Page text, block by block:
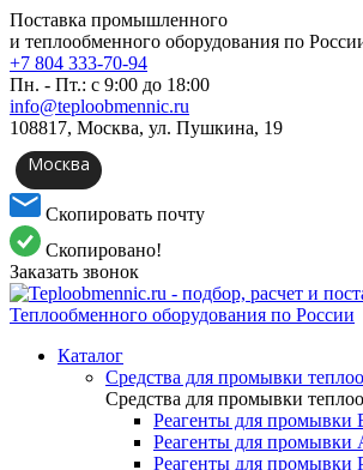
Поставка промышленного
и теплообменного оборудования по
+7 804 333-70-94
Пн. - Пт.: с 9:00 до 18:00
info@teploobmennic.ru
108817, Москва, ул. Пушкина, 19
Москва
Скопировать почту
Скопировано!
Заказать звонок
Каталог
Средства для промывки
Средства для промывки
Реагенты для промывки
Реагенты для промывки
Реагенты для промывки